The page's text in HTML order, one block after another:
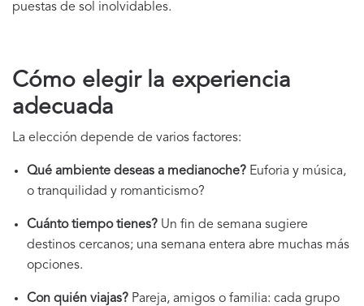
puestas de sol inolvidables.
Cómo elegir la experiencia
adecuada
La elección depende de varios factores:
Qué ambiente deseas a medianoche? Euforia y música,
o tranquilidad y romanticismo?
Cuánto tiempo tienes? Un fin de semana sugiere
destinos cercanos; una semana entera abre muchas más
opciones.
Con quién viajas? Pareja, amigos o familia: cada grupo